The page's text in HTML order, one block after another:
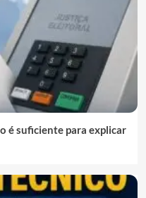
é suficiente para explicar